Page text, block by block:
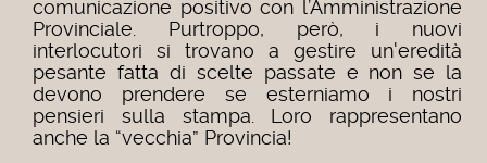
comunicazione positivo con l’Amministrazione
Provinciale. Purtroppo, però, i nuovi
interlocutori si trovano a gestire un'eredità
pesante fatta di scelte passate e non se la
devono prendere se esterniamo i nostri
pensieri sulla stampa. Loro rappresentano
anche la “vecchia” Provincia!